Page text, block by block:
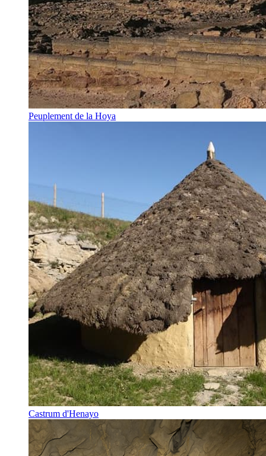
Peuplement de la Hoya
Castrum d'Henayo